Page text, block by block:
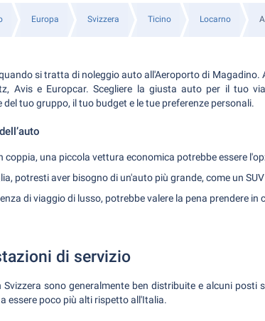
Europa Svizzera Ticino Locarno
si tratta di noleggio auto all'Aeroporto di Magadino.
Avis e Europcar. Scegliere la giusta auto per il tuo
tuo gruppo, il tuo budget e le tue preferenze personali.
coppia, una piccola vettura economica potrebbe essere
potresti aver bisogno di un'auto più grande, come un
di viaggio di lusso, potrebbe valere la pena prendere in
di servizio
Svizzera sono generalmente ben distribuite e alcuni posti
essere poco più alti rispetto all'Italia.